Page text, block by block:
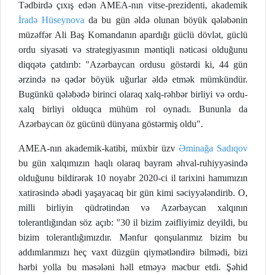
Tədbirdə çıxış edən AMEA-nın vitse-prezidenti, akademik
İradə Hüseynova da bu gün əldə olunan böyük qələbənin
müzəffər Ali Baş Komandanın apardığı güclü dövlət, güclü
ordu siyasəti və strategiyasının məntiqli nəticəsi olduğunu
diqqətə çatdırıb: "Azərbaycan ordusu göstərdi ki, 44 gün
ərzində nə qədər böyük uğurlar əldə etmək mümkündür.
Bugünkü qələbədə birinci olaraq xalq-rəhbər birliyi və ordu-
xalq birliyi olduqca mühüm rol oynadı. Bununla da
Azərbaycan öz gücünü dünyana göstərmiş oldu".
AMEA-nın akademik-katibi, müxbir üzv Əminağa Sadıqov
bu gün xalqımızın haqlı olaraq bayram əhval-ruhiyyəsində
olduğunu bildirərək 10 noyabr 2020-ci il tarixini hamımızın
xatirəsində əbədi yaşayacaq bir gün kimi səciyyələndirib. O,
milli birliyin qüdrətindən və Azərbaycan xalqının
tolerantlığından söz açıb: "30 il bizim zəifliyimiz deyildi, bu
bizim tolerantlığımızdır. Mənfur qonşularımız bizim bu
addımlarımızı heç vaxt düzgün qiymətləndirə bilmədi, bizi
hərbi yolla bu məsələni həll etməyə məcbur etdi. Şəhid